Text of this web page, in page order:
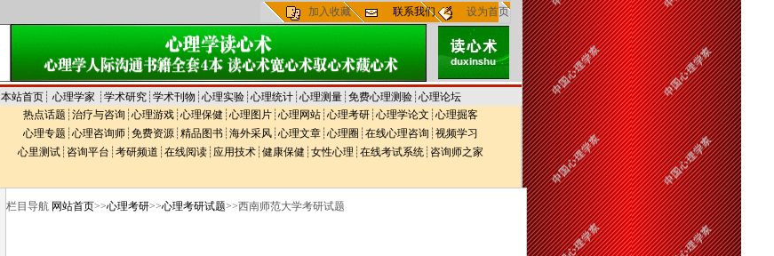
加入收藏 联系我们 设为首页
本站首页┊ 心理学家 ┊ 学术研究┊ 学术刊物 ┊ 心理实验┊ 心理统计┊ 心理测量┊ 免费心理测验┊ 心理论坛
热点话题 ┊ 治疗与咨询 ┊ 心理游戏 ┊ 心理保健 ┊ 心理图片 ┊ 心理网站 ┊ 心理考研 ┊ 心理学论文 ┊ 心理掘客
心理专题 ┊ 心理咨询师 ┊ 免费资源 ┊ 精品图书 ┊ 海外采风 ┊ 心理文章 ┊ 心理圈 ┊ 在线心理咨询 ┊ 视频学习
心里测试 ┊ 咨询平台 ┊ 考研频道 ┊ 在线阅读 ┊ 应用技术 ┊ 健康保健 ┊ 女性心理 ┊ 在线考试系统 ┊ 咨询师之家
栏目导航 网站首页>>心理考研>>心理考研试题>>西南师范大学考研试题